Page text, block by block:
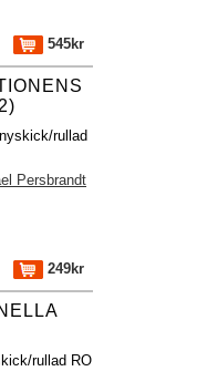
545kr
rullad
Persbrandt
249kr
rullad RO